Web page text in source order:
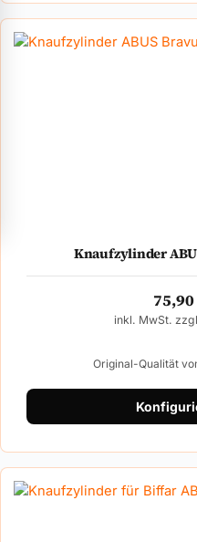
Knaufzylinder
75,90
inkl. MwSt.
Original-Qualität